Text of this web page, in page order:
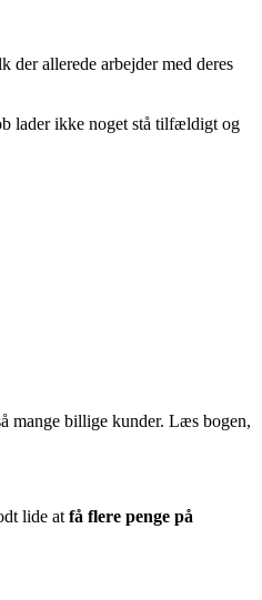
der allerede arbejder med deres
lader ikke noget stå tilfældigt og
mange billige kunder. Læs bogen,
lide at få flere penge på